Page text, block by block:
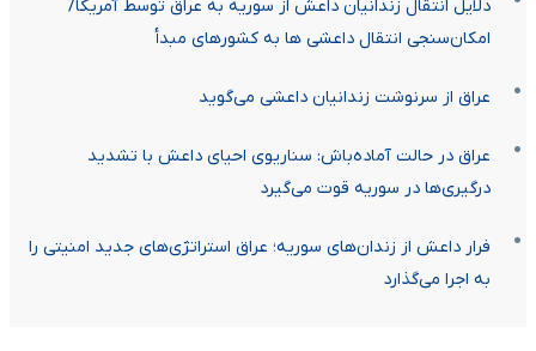
دلایل انتقال زندانیان داعش از سوریه به عراق توسط آمریکا/
امکان‌سنجی انتقال داعشی‌ ها به کشورهای مبدأ
عراق از سرنوشت زندانیان داعشی می‌گوید
عراق در حالت آماده‌باش: سناریوی احیای داعش با تشدید
درگیری‌ها در سوریه قوت می‌گیرد
فرار داعش از زندان‌های سوریه؛ عراق استراتژی‌های جدید امنیتی را
به اجرا می‌گذارد